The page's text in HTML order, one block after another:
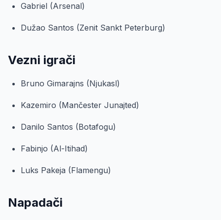
Gabriel (Arsenal)
Dužao Santos (Zenit Sankt Peterburg)
Vezni igrači
Bruno Gimarajns (Njukasl)
Kazemiro (Mančester Junajted)
Danilo Santos (Botafogu)
Fabinjo (Al-Itihad)
Luks Pakeja (Flamengu)
Napadači